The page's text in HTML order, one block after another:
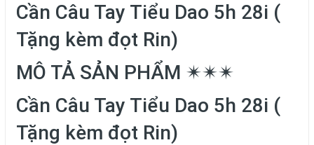
Cần Câu Tay Tiểu Dao 5h 28i (
Tặng kèm đọt Rin)
MÔ TẢ SẢN PHẨM ✴✴✴
Cần Câu Tay Tiểu Dao 5h 28i (
Tặng kèm đọt Rin)